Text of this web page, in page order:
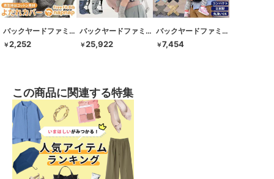
バックヤードファミリー
￥2,252
バックヤードファミリー
￥25,922
バックヤードファミリー
￥7,454
この商品に関連する特集